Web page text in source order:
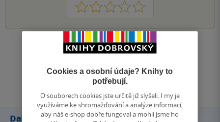
1 2 3 4 5
Zobrazit všechna hodnocení
Přidat hodnocení
Další knihy autora
Cookies a osobní údaje? Knihy to
potřebují.
O souborech cookies jste určitě již slyšeli. I my je
využíváme ke shromažďování a analýze informací,
aby náš e-shop dobře fungoval a mohli jsme ho